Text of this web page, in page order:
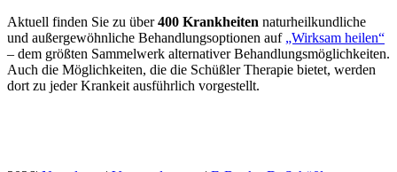
Aktuell finden Sie zu über400 Krankheiten naturheilkundliche
und außergewöhnliche Behandlungsoptionen auf „Wirksam heilen“
– dem größten Sammelwerk alternativer Behandlungsmöglichkeiten.
Auch die Möglichkeiten, die die Schüßler Therapie bietet, werden
dort zu jeder Krankeit ausführlich vorgestellt.